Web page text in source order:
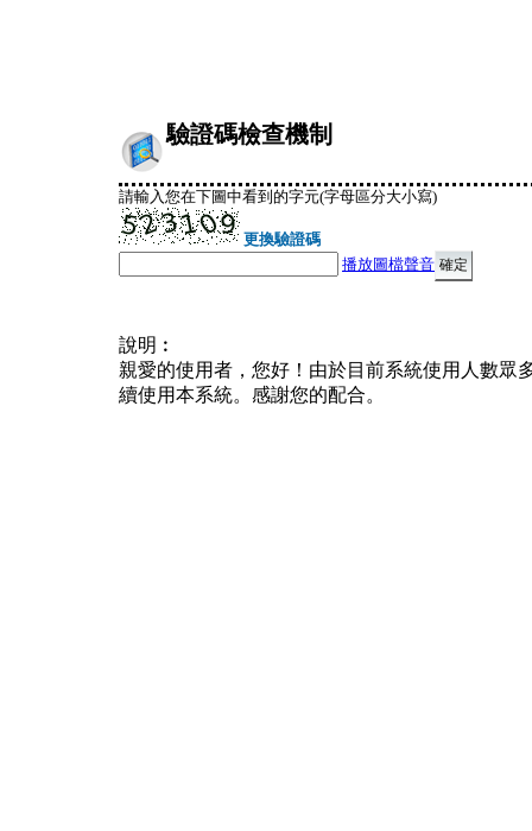
驗證碼檢查機制
請輸入您在下圖中看到的字元(字母區分大小寫)
更換驗證碼
播放圖檔聲音
說明︰
親愛的使用者，您好！由於目前系統使用人數眾
續使用本系統。感謝您的配合。